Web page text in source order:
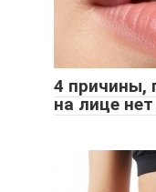
4 причины,
на лице